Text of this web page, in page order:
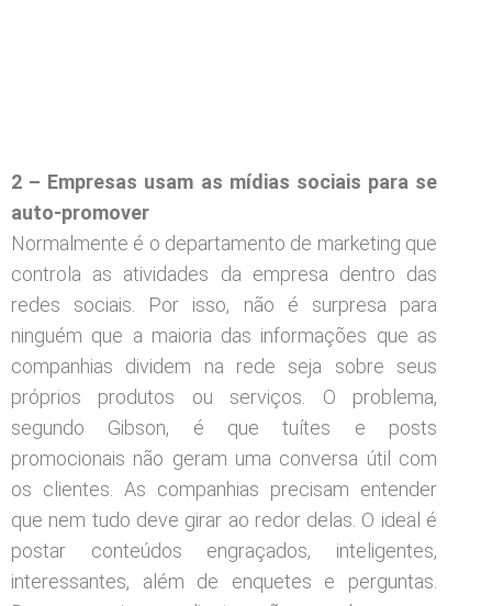
2 – Empresas usam as mídias sociais para se
auto-promover
Normalmente é o departamento de marketing que
controla as atividades da empresa dentro das
redes sociais. Por isso, não é surpresa para
ninguém que a maioria das informações que as
companhias dividem na rede seja sobre seus
próprios produtos ou serviços. O problema,
segundo Gibson, é que tuítes e posts
promocionais não geram uma conversa útil com
os clientes. As companhias precisam entender
que nem tudo deve girar ao redor delas. O ideal é
postar conteúdos engraçados, inteligentes,
interessantes, além de enquetes e perguntas.